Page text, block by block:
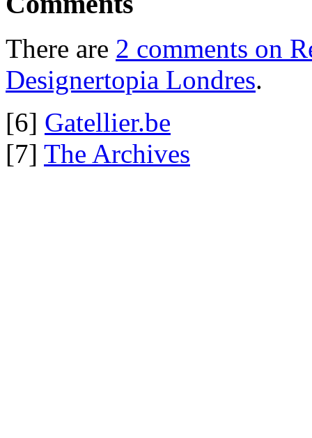
There are 2 comments on
Designertopia Londres.
[6] Gatellier.be
[7] The Archives